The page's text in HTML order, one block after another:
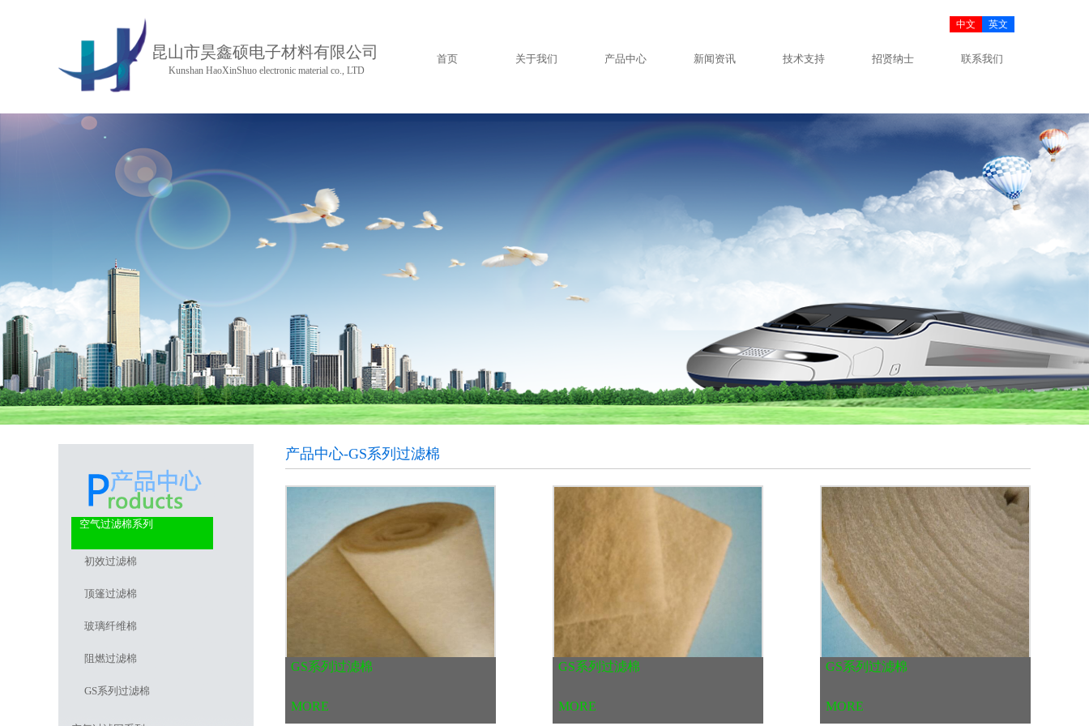
昆山市昊鑫硕电子材料有限公司
Kunshan HaoXinShuo electronic material co., LTD
中文 英文
首页 关于我们 产品中心 新闻资讯 技术支持 招贤纳士 联系我们
空气过滤棉系列
初效过滤棉
顶篷过滤棉
玻璃纤维棉
阻燃过滤棉
GS系列过滤棉
产品中心-GS系列过滤棉
GS系列过滤棉
MORE
GS系列过滤棉
MORE
GS系列过滤棉
MORE